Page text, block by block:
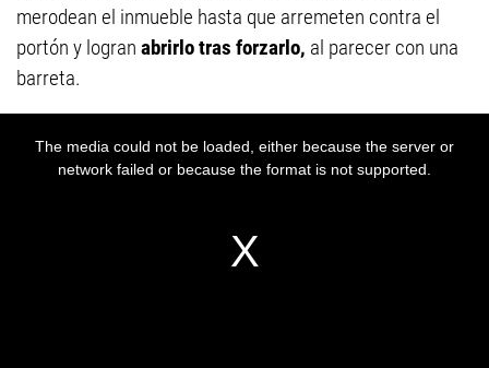
merodean el inmueble hasta que arremeten contra el
portón y logran abrirlo tras forzarlo, al parecer con una
barreta.